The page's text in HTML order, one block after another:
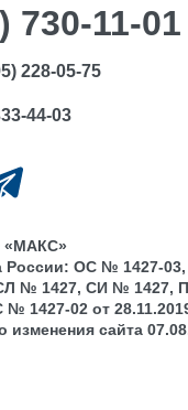
730-11-01
228-05-75
44-03
«МАКС»
России: ОС № 1427-
№ 1427, СИ № 1427,
№ 1427-02 от
изменения сайта